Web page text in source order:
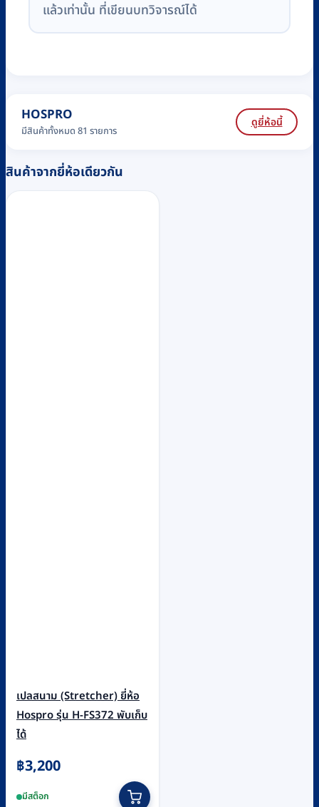
แล้วเท่านั้น ที่เขียนบทวิจารณ์ได้
HOSPRO
มีสินค้าทั้งหมด 81 รายการ
ดูยี่ห้อนี้
สินค้าจากยี่ห้อเดียวกัน
เปลสนาม (Stretcher) ยี่ห้อ
Hospro รุ่น H-FS372 พับเก็บ
ได้
฿3,200
มีสต็อก